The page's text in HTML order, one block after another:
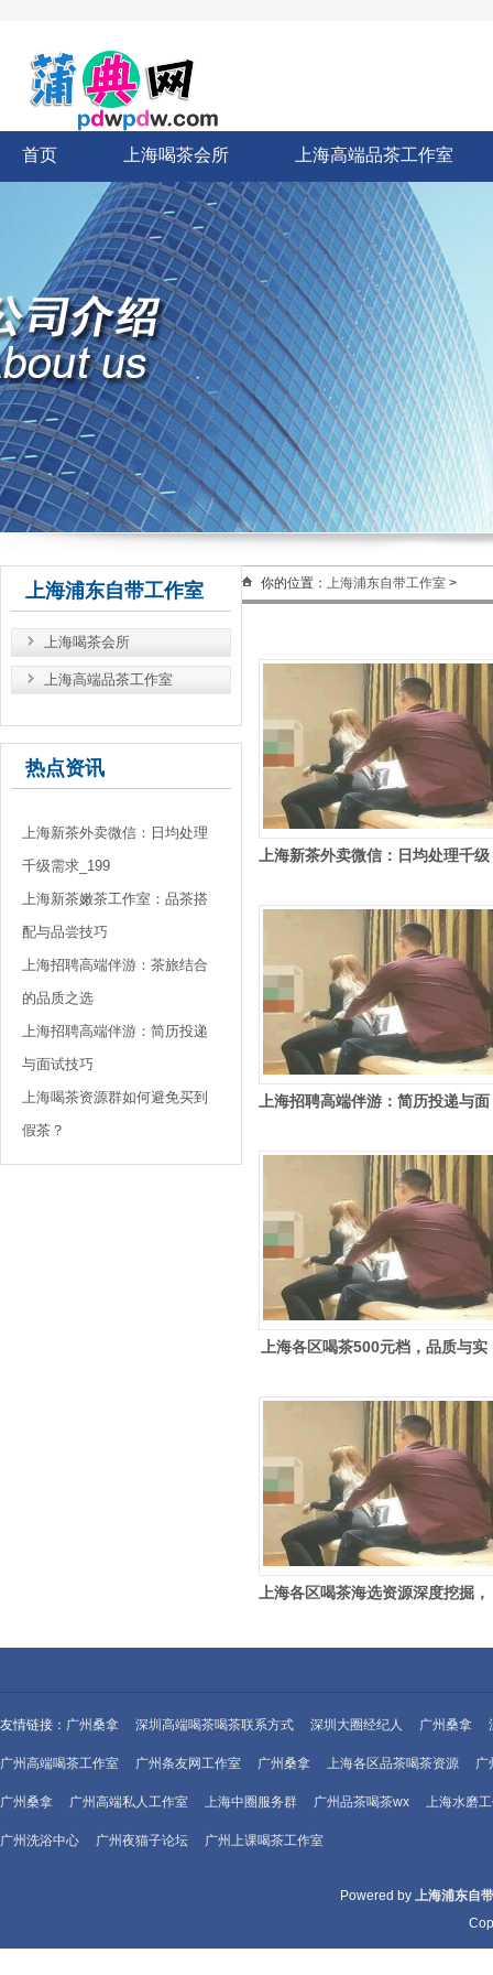
首页 上海喝茶会所 上海高端品茶工作室
上海浦东自带工作室
上海喝茶会所
上海高端品茶工作室
热点资讯
上海新茶外卖微信：日均处理
千级需求_199
上海新茶嫩茶工作室：品茶搭
配与品尝技巧
上海招聘高端伴游：茶旅结合
的品质之选
上海招聘高端伴游：简历投递
与面试技巧
上海喝茶资源群如何避免买到
假茶？
你的位置： 上海浦东自带工作室 >
上海新茶外卖微信：日均处理千级
上海招聘高端伴游：简历投递与面
上海各区喝茶500元档，品质与实
上海各区喝茶海选资源深度挖掘，
友情链接： 广州桑拿 深圳高端喝茶喝茶联系方式 深圳大圈经纪人 广州桑拿
广州高端喝茶工作室 广州条友网工作室 广州桑拿 上海各区品茶喝茶资源 广
广州桑拿 广州高端私人工作室 上海中圈服务群 广州品茶喝茶wx 上海水磨
广州洗浴中心 广州夜猫子论坛 广州上课喝茶工作室
Powered by 上海浦东自